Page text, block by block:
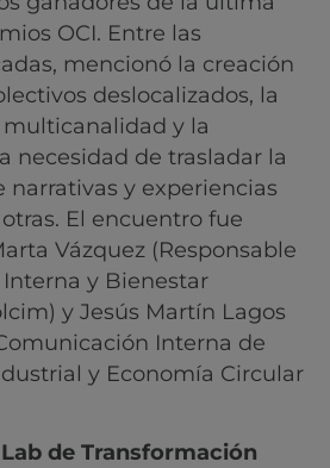
OCI. Entre las
mencionó la creación
deslocalizados, la
y la
necesidad de trasladar la
narrativas y experiencias
El encuentro fue
Vázquez (Responsable
y Bienestar
y Jesús Martín Lagos
Interna de
y Economía Circular
Lab de Transformación